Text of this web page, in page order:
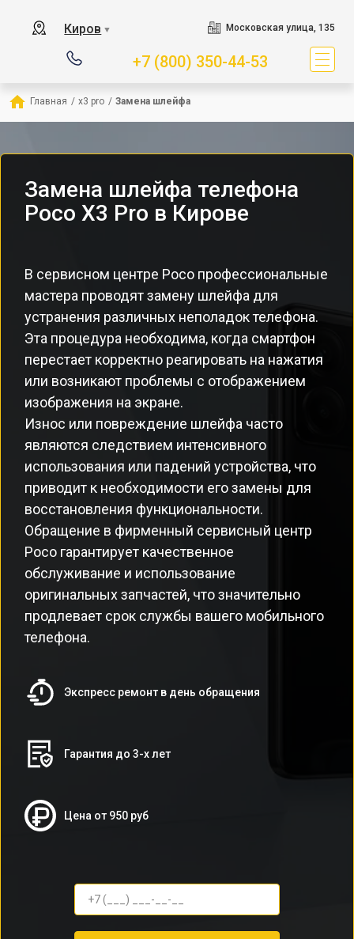
Киров ▼ Московская улица, 135
+7 (800) 350-44-53
Главная / x3 pro / Замена шлейфа
Замена шлейфа телефона
Poco X3 Pro в Кирове
В сервисном центре Poco профессиональные
мастера проводят замену шлейфа для
устранения различных неполадок телефона.
Эта процедура необходима, когда смартфон
перестает корректно реагировать на нажатия
или возникают проблемы с отображением
изображения на экране.
Износ или повреждение шлейфа часто
являются следствием интенсивного
использования или падений устройства, что
приводит к необходимости его замены для
восстановления функциональности.
Обращение в фирменный сервисный центр
Poco гарантирует качественное
обслуживание и использование
оригинальных запчастей, что значительно
продлевает срок службы вашего мобильного
телефона.
Экспресс ремонт в день обращения
Гарантия до 3-х лет
Цена от 950 руб